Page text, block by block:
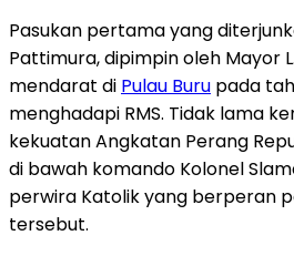
Pasukan pertama yang
Pattimura, dipimpin oleh Mayor
mendarat di Pulau Buru pada
menghadapi RMS. Tidak lama
kekuatan Angkatan Perang
di bawah komando Kolonel
perwira Katolik yang berperan
tersebut.